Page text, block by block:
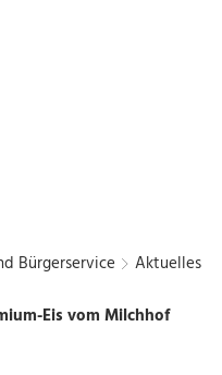
Bürgerservice
Aktuelles
Eis vom Milchhof